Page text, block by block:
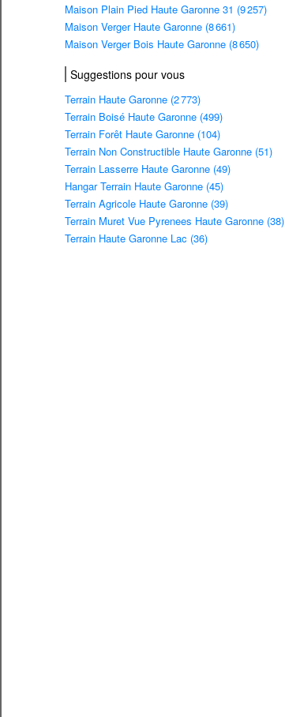
Maison Plain Pied Haute Garonne 31 (9 257)
Maison Verger Haute Garonne (8 661)
Maison Verger Bois Haute Garonne (8 650)
Suggestions pour vous
Terrain Haute Garonne (2 773)
Terrain Boisé Haute Garonne (499)
Terrain Forêt Haute Garonne (104)
Terrain Non Constructible Haute Garonne (51)
Terrain Lasserre Haute Garonne (49)
Hangar Terrain Haute Garonne (45)
Terrain Agricole Haute Garonne (39)
Terrain Muret Vue Pyrenees Haute Garonne (38)
Terrain Haute Garonne Lac (36)